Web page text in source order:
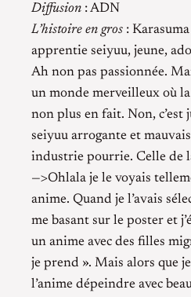
Diffusion : ADN
L’histoire en gros :
apprentie seiyuu, jeune,
Ah non pas passionnée.
un monde merveilleux où
non plus en fait. Non, c’est
seiyuu arrogante et
industrie pourrie. Celle de
—>Ohlala je le voyais
anime. Quand je l’avais
me basant sur le poster et
un anime avec des filles
je prend ». Mais alors que
l’anime dépeindre avec